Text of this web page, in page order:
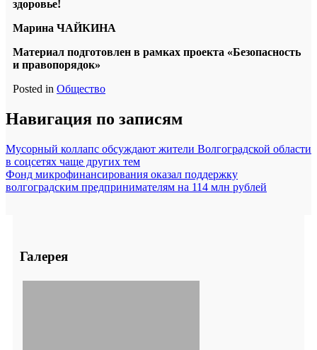
здоровье!
Марина ЧАЙКИНА
Материал подготовлен в рамках проекта «Безопасность
и правопорядок»
Posted in Общество
Навигация по записям
Мусорный коллапс обсуждают жители Волгоградской области
в соцсетях чаще других тем
Фонд микрофинансирования оказал поддержку
волгоградским предпринимателям на 114 млн рублей
Галерея